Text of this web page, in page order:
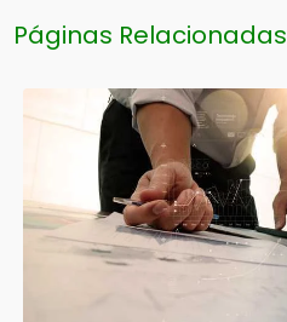
Páginas Relacionadas